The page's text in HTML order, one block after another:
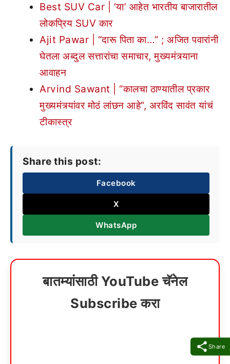
Share
Best SUV Car | ‘या’ आहेत भारतीय बाजारातील
लोकप्रिय SUV कार
Ajit Pawar | “दारू पिता का…” ; अजित पवारांनी
घेतला अब्दुल सत्तारांचा समाचार, मुख्यमंत्र्याना
आवाहन
Arvind Sawant | “कालचा ठाण्यातील प्रकार
मुख्यमंत्र्यांवर मोठं लांछन आहे”, अरविंद सावंत यांचं
टीकास्त्र
Share this post:
Facebook
X
WhatsApp
बातम्यांसाठी YouTube चॅनेल
Subscribe करा